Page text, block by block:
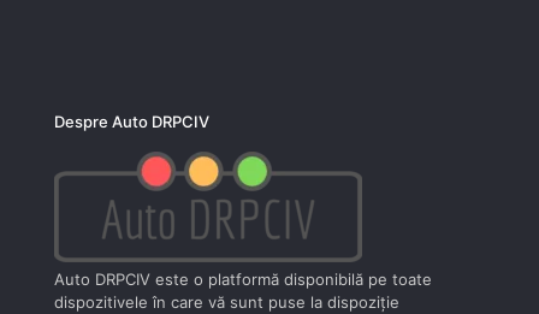
Despre Auto DRPCIV
Auto DRPCIV este o platformă disponibilă pe toate
dispozitivele în care vă sunt puse la dispoziţie